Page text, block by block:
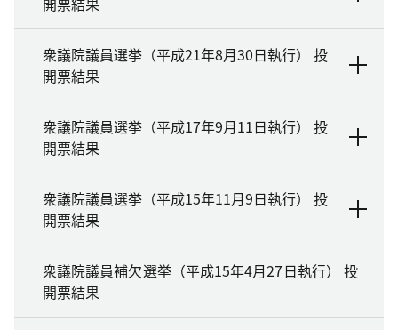
衆議院議員選挙（平成21年8月30日執行） 投
開票結果
衆議院議員選挙（平成17年9月11日執行） 投
開票結果
衆議院議員選挙（平成15年11月9日執行） 投
開票結果
衆議院議員補欠選挙（平成15年4月27日執行） 投
開票結果